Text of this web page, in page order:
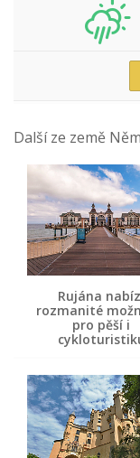
Další ze země
Rujána
rozmanité
pro pěší i